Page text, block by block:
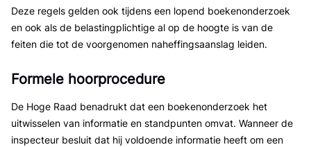
Deze regels gelden ook tijdens een lopend boekenonderzoek
en ook als de belastingplichtige al op de hoogte is van de
feiten die tot de voorgenomen naheffingsaanslag leiden.
Formele hoorprocedure
De Hoge Raad benadrukt dat een boekenonderzoek het
uitwisselen van informatie en standpunten omvat. Wanneer de
inspecteur besluit dat hij voldoende informatie heeft om een